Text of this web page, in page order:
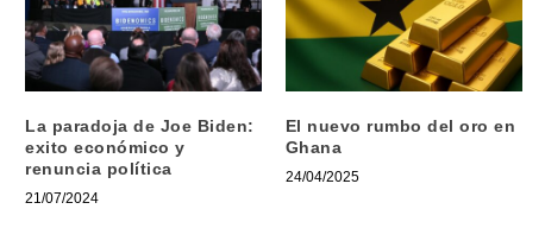
La paradoja de Joe Biden:
exito económico y
renuncia política
21/07/2024
El nuevo rumbo del oro en
Ghana
24/04/2025